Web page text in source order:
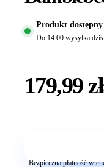
Produkt
Do 14:00 wysyłka
179,99 zł
Bezpieczna płatność w